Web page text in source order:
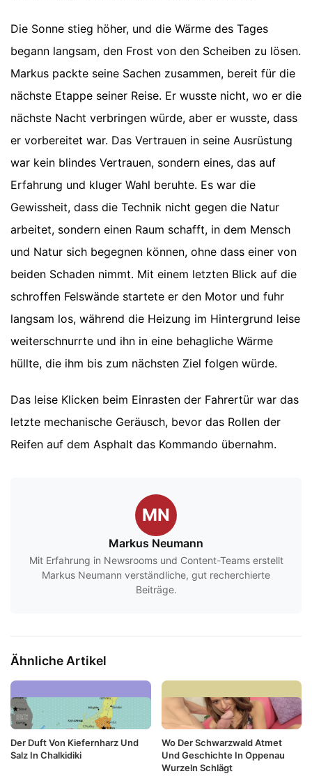
Die Sonne stieg höher, und die Wärme des Tages
begann langsam, den Frost von den Scheiben zu lösen.
Markus packte seine Sachen zusammen, bereit für die
nächste Etappe seiner Reise. Er wusste nicht, wo er die
nächste Nacht verbringen würde, aber er wusste, dass
er vorbereitet war. Das Vertrauen in seine Ausrüstung
war kein blindes Vertrauen, sondern eines, das auf
Erfahrung und kluger Wahl beruhte. Es war die
Gewissheit, dass die Technik nicht gegen die Natur
arbeitet, sondern einen Raum schafft, in dem Mensch
und Natur sich begegnen können, ohne dass einer von
beiden Schaden nimmt. Mit einem letzten Blick auf die
schroffen Felswände startete er den Motor und fuhr
langsam los, während die Heizung im Hintergrund leise
weiterschnurrte und ihn in eine behagliche Wärme
hüllte, die ihm bis zum nächsten Ziel folgen würde.
Das leise Klicken beim Einrasten der Fahrertür war das
letzte mechanische Geräusch, bevor das Rollen der
Reifen auf dem Asphalt das Kommando übernahm.
MN
Markus Neumann
Mit Erfahrung in Newsrooms und Content-Teams erstellt
Markus Neumann verständliche, gut recherchierte
Beiträge.
Ähnliche Artikel
Der Duft Von Kiefernharz Und
Salz In Chalkidiki
Wo Der Schwarzwald Atmet
Und Geschichte In Oppenau
Wurzeln Schlägt